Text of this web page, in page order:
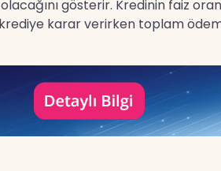
gösterir. Kredinin faiz
karar verirken toplam